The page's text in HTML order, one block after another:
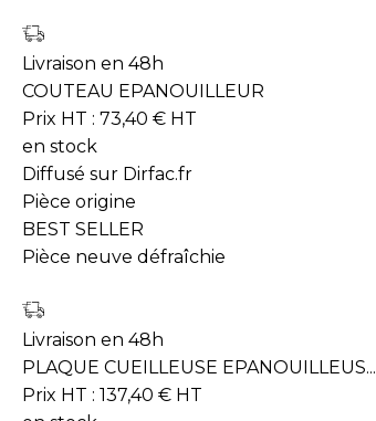
Livraison en 48h
COUTEAU EPANOUILLEUR
Prix HT : 73,40 € HT
en stock
Diffusé sur Dirfac.fr
Pièce origine
BEST SELLER
Pièce neuve défraîchie
Livraison en 48h
PLAQUE CUEILLEUSE EPANOUILLEUS...
Prix HT : 137,40 € HT